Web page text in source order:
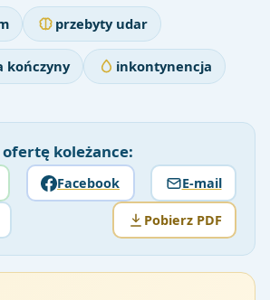
przebyty udar
kończyny inkontynencja
koleżance:
Facebook E-mail
Pobierz PDF